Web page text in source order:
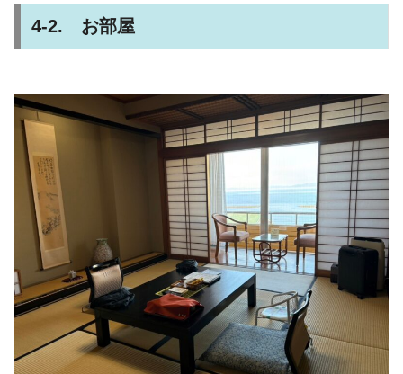
4-2. お部屋